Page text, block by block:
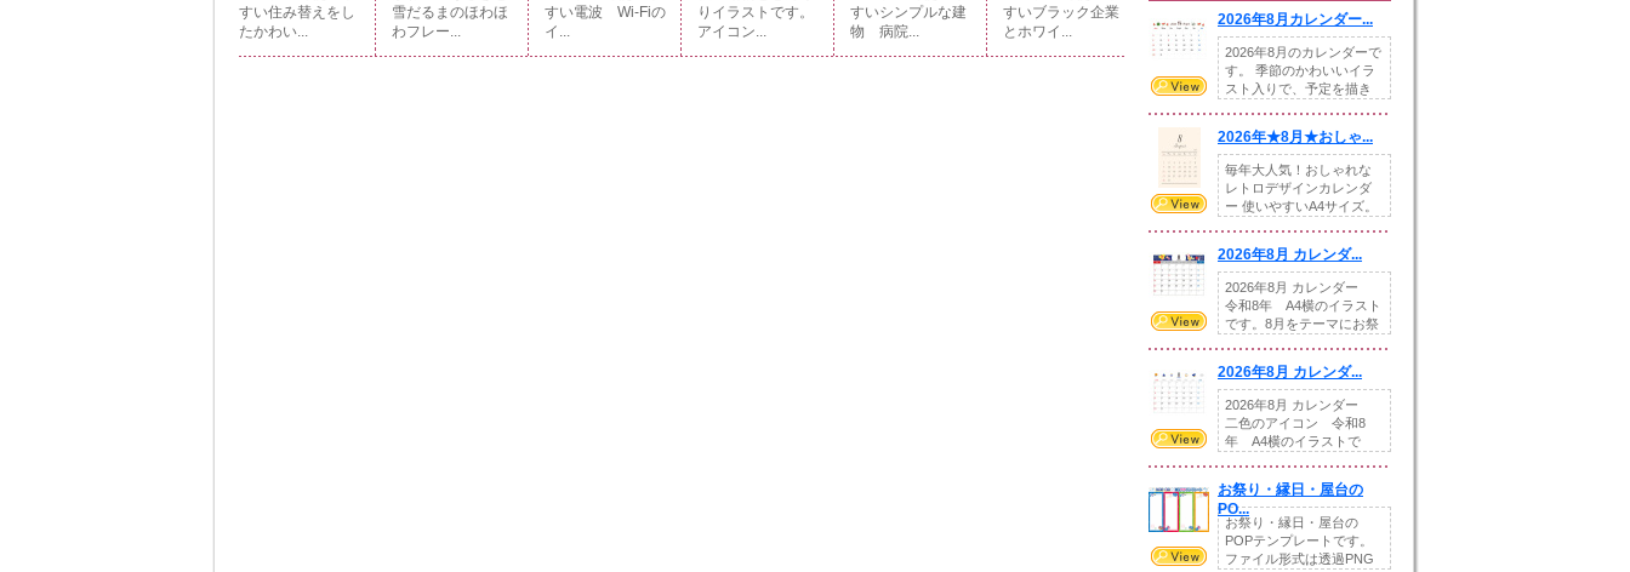
すい住み替えをし
たかわい...
雪だるまのほわほ
わフレー...
すい電波 Wi-Fiの
イ...
りイラストです。
アイコン...
すいシンプルな建
物 病院...
すいブラック企業
とホワイ...
2026年8月カレンダー...
2026年8月のカレンダーで
す。 季節のかわいいイラ
スト入りで、予定を描き
2026年★8月★おしゃ...
毎年大人気！おしゃれな
レトロデザインカレンダ
ー 使いやすいA4サイズ。
2026年8月 カレンダ...
2026年8月 カレンダー
令和8年 A4横のイラスト
です。8月をテーマにお祭
2026年8月 カレンダ...
2026年8月 カレンダー
二色のアイコン 令和8
年 A4横のイラストで
お祭り・縁日・屋台の
PO...
お祭り・縁日・屋台の
POPテンプレートです。
ファイル形式は透過PNG